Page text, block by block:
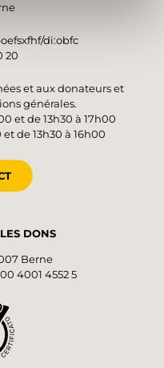
di:obfc
20
et aux donateurs et
générales.
et de 13h30 à 17h00
de 13h30 à 16h00
DONS
Berne
4001 4552 5